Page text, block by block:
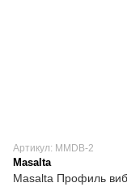
Артикул: MMDB-2
Masalta
Masalta Профиль